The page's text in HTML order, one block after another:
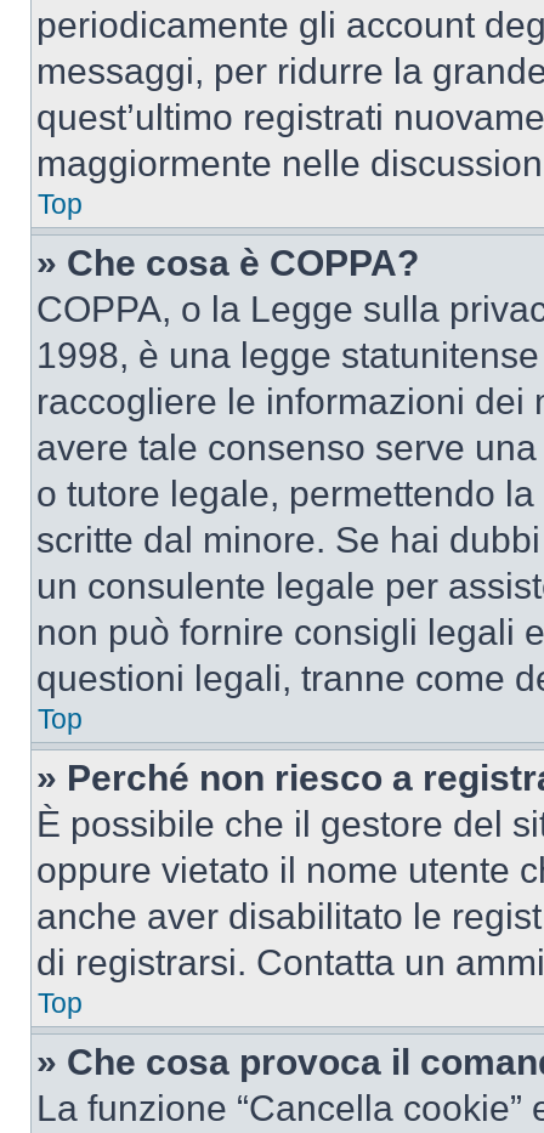
periodicamente gli account
messaggi, per ridurre la
quest’ultimo registrati
maggiormente nelle
Top
» Che cosa è COPPA?
COPPA, o la Legge sulla
1998, è una legge
raccogliere le informazioni dei
avere tale consenso serve
o tutore legale, permettendo
scritte dal minore. Se hai
un consulente legale per
non può fornire consigli legali
questioni legali, tranne come
Top
» Perché non riesco a
È possibile che il gestore del
oppure vietato il nome utente
anche aver disabilitato le
di registrarsi. Contatta un
Top
» Che cosa provoca il
La funzione “Cancella